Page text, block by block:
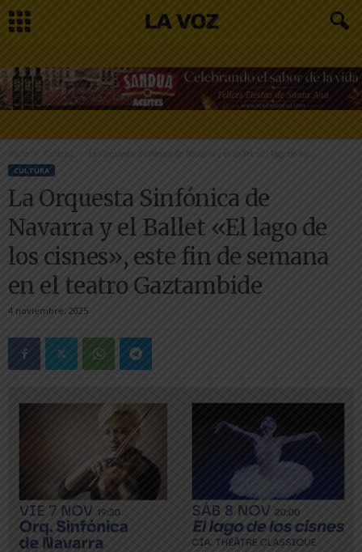
Inicio Cultura La Orquesta Sinfónica de Navarra y el Ballet «El lago de los...
CULTURA
La Orquesta Sinfónica de
Navarra y el Ballet «El lago de
los cisnes», este fin de semana
en el teatro Gaztambide
4 noviembre, 2025